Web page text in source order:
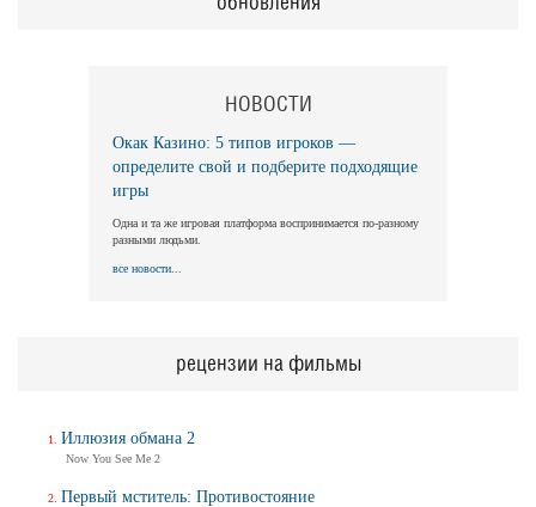
НОВОСТИ
Окак Казино: 5 типов игроков —
определите свой и подберите подходящие
игры
Одна и та же игровая платформа воспринимается по-разному
разными людьми.
все новости...
рецензии на фильмы
Иллюзия обмана 2
Now You See Me 2
Первый мститель: Противостояние